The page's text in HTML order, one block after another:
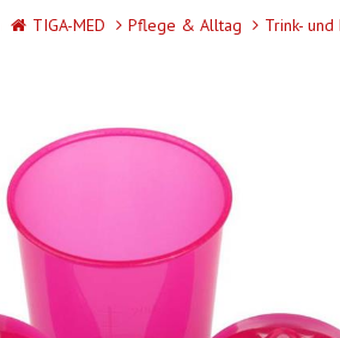
TIGA-MED Pflege & Alltag Trink-